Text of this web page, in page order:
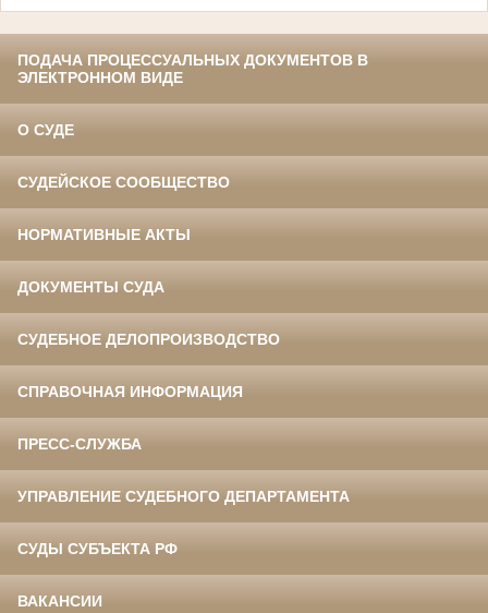
ПОДАЧА ПРОЦЕССУАЛЬНЫХ ДОКУМЕНТОВ В
ЭЛЕКТРОННОМ ВИДЕ
О СУДЕ
СУДЕЙСКОЕ СООБЩЕСТВО
НОРМАТИВНЫЕ АКТЫ
ДОКУМЕНТЫ СУДА
СУДЕБНОЕ ДЕЛОПРОИЗВОДСТВО
СПРАВОЧНАЯ ИНФОРМАЦИЯ
ПРЕСС-СЛУЖБА
УПРАВЛЕНИЕ СУДЕБНОГО ДЕПАРТАМЕНТА
СУДЫ СУБЪЕКТА РФ
ВАКАНСИИ